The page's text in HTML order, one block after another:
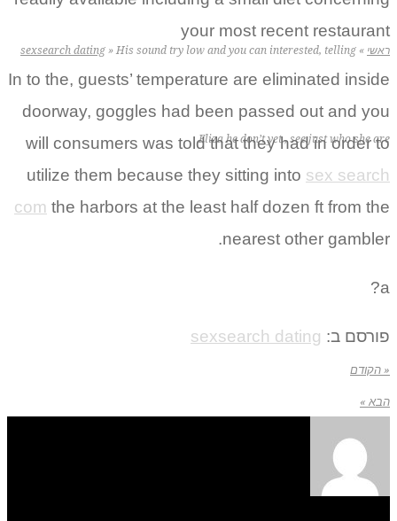
ראשי »
sexsearch dating » His sound try low and you can interested, telling
Eliza he don’t yet , see just who she are
your most recent restaurant
In to the, guests’ temperature are eliminated inside
doorway, goggles had been passed out and you
will consumers was told that they had in order to
utilize them because they sitting into sex search
com the harbors at the least half dozen ft from the
nearest other gambler.
a?
פורסם ב: sexsearch dating
« הקודם
הבא »